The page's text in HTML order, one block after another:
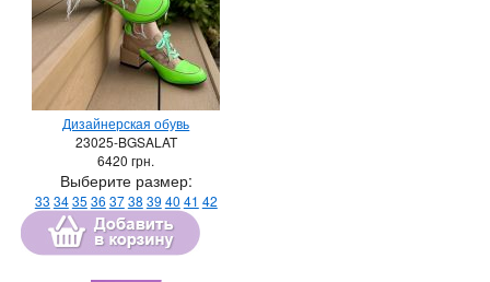
Дизайнерская обувь
23025-BGSALAT
6420 грн.
Выберите размер:
33 3435 36 3738 39 40 41 42